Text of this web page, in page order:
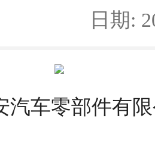
日期:
汽车零部件有